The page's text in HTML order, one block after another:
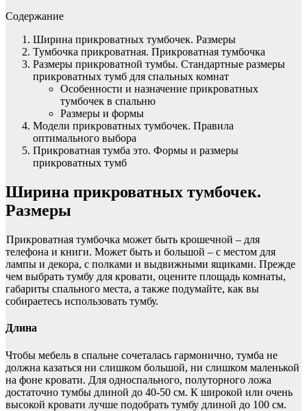
Содержание
Ширина прикроватных тумбочек. Размеры
Тумбочка прикроватная. Прикроватная тумбочка
Размеры прикроватной тумбы. Стандартные размеры
прикроватных тумб для спальных комнат
Особенности и назначение прикроватных
тумбочек в спальню
Размеры и формы
Модели прикроватных тумбочек. Правила
оптимального выбора
Прикроватная тумба это. Формы и размеры
прикроватных тумб
Ширина прикроватных тумбочек.
Размеры
Прикроватная тумбочка может быть крошечной – для
телефона и книги. Может быть и большой – с местом для
лампы и декора, с полками и выдвижными ящиками. Прежде
чем выбрать тумбу для кровати, оцените площадь комнаты,
габариты спального места, а также подумайте, как вы
собираетесь использовать тумбу.
Длина
Чтобы мебель в спальне сочеталась гармонично, тумба не
должна казаться ни слишком большой, ни слишком маленькой
на фоне кровати. Для односпального, полуторного ложа
достаточно тумбы длиной до 40-50 см. К широкой или очень
высокой кровати лучше подобрать тумбу длиной до 100 см.